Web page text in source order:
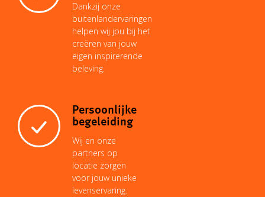
Dankzij onze
buitenlandervaringen
helpen wij jou bij het
creëren van jouw
eigen inspirerende
beleving.
Persoonlijke
begeleiding
Wij en onze
partners op
locatie zorgen
voor jouw unieke
levenservaring.